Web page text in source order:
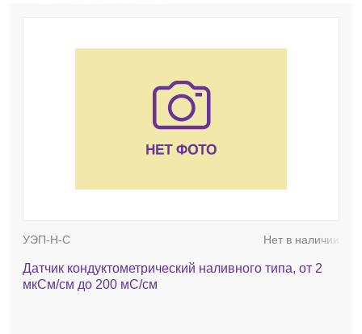
УЭП-Н-С Нет в наличии
Датчик кондуктометрический наливного типа, от 2
мкСм/см до 200 мС/см